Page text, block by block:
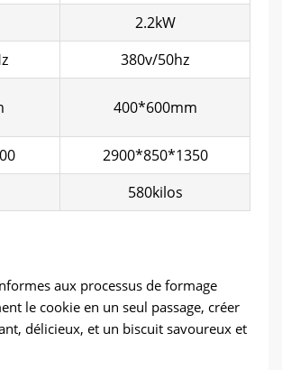
2.2kW
380v/50hz
400*600mm
2900*850*1350
580kilos
aux processus de formage
le cookie en un seul passage, créer
délicieux, et un biscuit savoureux et